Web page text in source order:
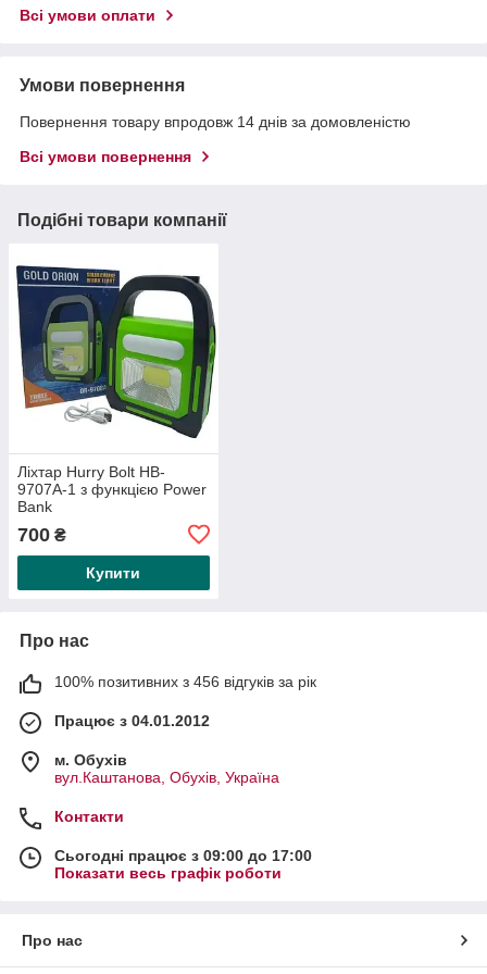
Всі умови оплати
Умови повернення
Повернення товару впродовж 14 днів за домовленістю
Всі умови повернення
Подібні товари компанії
Ліхтар Hurry Bolt HB-
9707А-1 з функцією Power
Bank
700 ₴
Купити
Про нас
100% позитивних з 456 відгуків за рік
Працює з 04.01.2012
м. Обухів
вул.Каштанова, Обухів, Україна
Контакти
Сьогодні працює з 09:00 до 17:00
Показати весь графік роботи
Про нас